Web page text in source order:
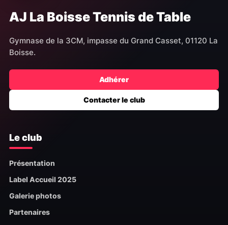
AJ La Boisse Tennis de Table
Gymnase de la 3CM, impasse du Grand Casset, 01120 La
Boisse.
Adhérer
Contacter le club
Le club
Présentation
Label Accueil 2025
Galerie photos
Partenaires